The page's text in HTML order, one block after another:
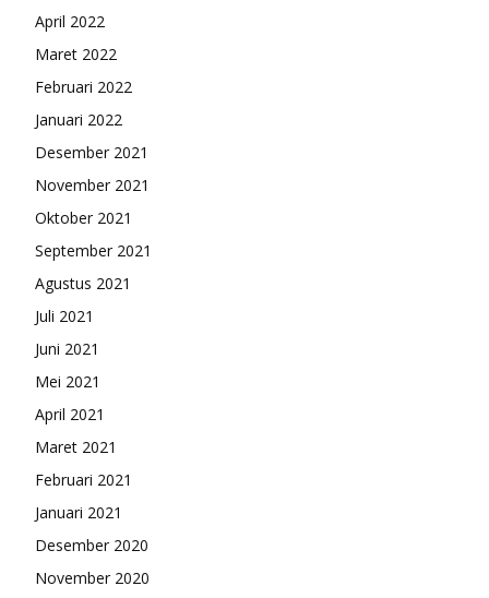
April 2022
Maret 2022
Februari 2022
Januari 2022
Desember 2021
November 2021
Oktober 2021
September 2021
Agustus 2021
Juli 2021
Juni 2021
Mei 2021
April 2021
Maret 2021
Februari 2021
Januari 2021
Desember 2020
November 2020